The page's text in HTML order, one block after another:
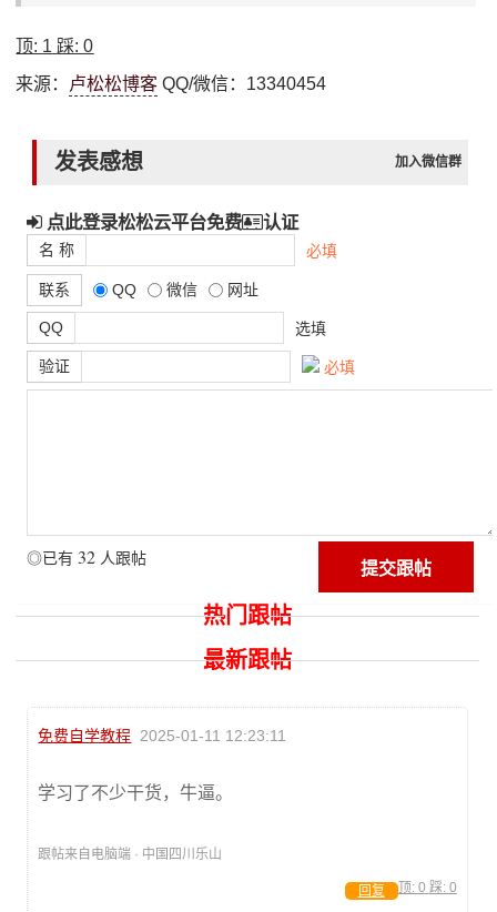
顶: 1 踩:0
来源： 卢松松博客 QQ/微信：13340454
发表感想 加入微信群
点此登录松松云平台免费 认证
名 称 必填
联系 QQ 微信 网址
QQ 选填
验证 必填
◎已有 32 人跟帖
热门跟帖
最新跟帖
免费自学教程 2025-01-11 12:23:11
学习了不少干货，牛逼。
跟帖来自电脑端 · 中国四川乐山
顶: 0 踩: 0
回复